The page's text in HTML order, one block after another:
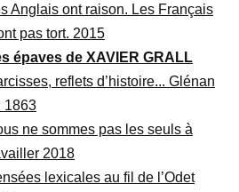
Anglais ont raison. Les Français
pas tort. 2015
épaves de XAVIER GRALL
reflets d’histoire... Glénan
1863
ne sommes pas les seuls à
2018
lexicales au fil de l’Odet